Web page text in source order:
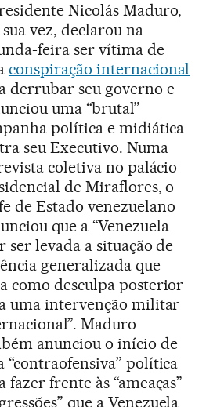
Nicolás Maduro,
vez, declarou na
feira ser vítima de
conspiração internacional
derrubar seu governo e
uma “brutal”
política e midiática
seu Executivo. Numa
coletiva no palácio
de Miraflores, o
de Estado venezuelano
que a “Venezuela
ser levada a situação de
generalizada que
como desculpa posterior
uma intervenção militar
Maduro
anunciou o início de
“contraofensiva” política
fazer frente às “ameaças”
que a Venezuela